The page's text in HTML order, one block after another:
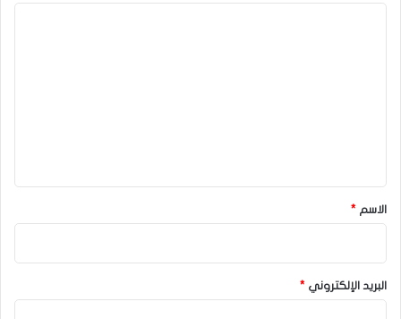
*الاسم *
البريد الإلكتروني *